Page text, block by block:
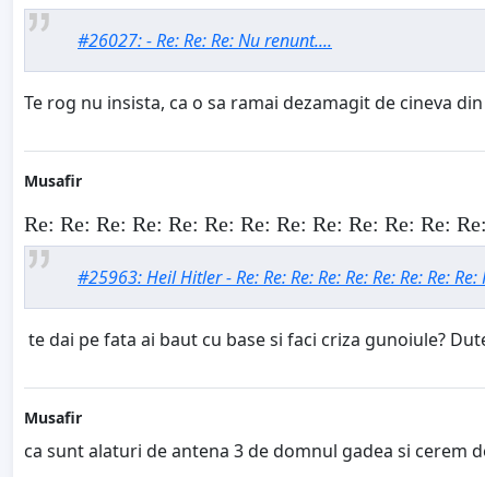
#26027: - Re: Re: Re: Nu renunt....
Te rog nu insista, ca o sa ramai dezamagit de cineva
Musafir
Re: Re: Re: Re: Re: Re: Re: Re: Re: Re: Re: Re:
#25963: Heil Hitler - Re: Re: Re: Re: Re: Re: Re: Re: Re:
te dai pe fata ai baut cu base si faci criza gunoiule?
Musafir
ca sunt alaturi de antena 3 de domnul gadea si cerem